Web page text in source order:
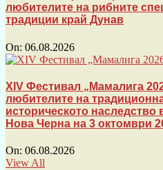
любителите на рибните
традиции край Дунав
On: 06.08.2026
XIV Фестивал „Мамалига
любителите на
историческото наследство
Нова Черна на 3 октомври
On: 06.08.2026
View All